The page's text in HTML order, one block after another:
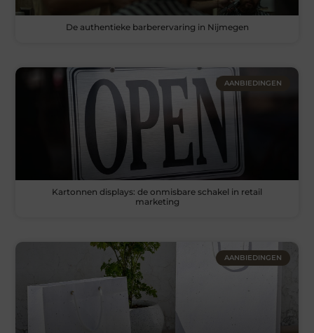
De authentieke barberervaring in Nijmegen
AANBIEDINGEN
Kartonnen displays: de onmisbare schakel in retail
marketing
AANBIEDINGEN